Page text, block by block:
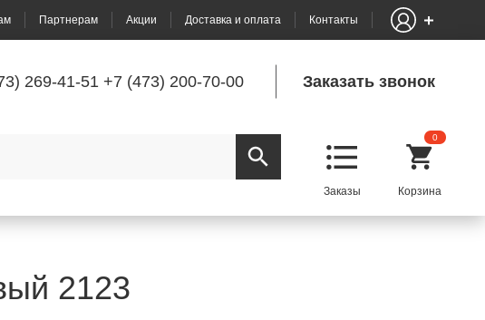
Партнерам Акции Доставка и оплата Контакты
269-41-51 +7 (473) 200-70-00 Заказать звонок
0
2123